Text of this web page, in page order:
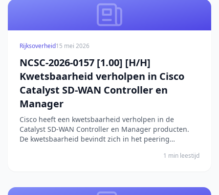
Rijksoverheid15 mei 2026
NCSC-2026-0157 [1.00] [H/H]
Kwetsbaarheid verholpen in Cisco
Catalyst SD-WAN Controller en
Manager
Cisco heeft een kwetsbaarheid verholpen in de
Catalyst SD-WAN Controller en Manager producten.
De kwetsbaarheid bevindt zich in het peering
geauthenticeerde externe aanvallers verhoogde1 min leestijd